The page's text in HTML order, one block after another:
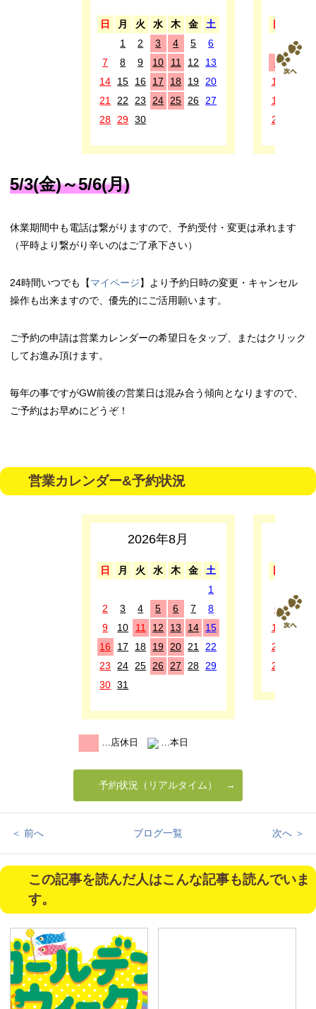
日 月 火 水 木 金
土
1
2 3 4 5
6
7
8 9 10 11 12
13
14
15 16 17 18 19
20
21
22 23 24 25 26
27
28
29 30
日
5
12
19
26
5/3(金)～5/6(月)
休業期間中も電話は繋がりますので、予約受付・変更は承れます
（平時より繋がり辛いのはご了承下さい）
24時間いつでも【マイページ】より予約日時の変更・キャンセル
操作も出来ますので、優先的にご活用願います。
ご予約の申請は営業カレンダーの希望日をタップ、またはクリック
してお進み頂けます。
毎年の事ですがGW前後の営業日は混み合う傾向となりますので、
ご予約はお早めにどうぞ！
営業カレンダー&予約状況
2026年8月
日 月 火 水 木 金
土
1
2
3 4 5 6 7
8
9
10 11 12 13 14
15
16
17 18 19 20 21
22
23
24 25 26 27 28
29
30 31
日
6
7
13
14
20
27
…店休日 …本日
予約状況（リアルタイム）
＜ 前へ ブログ一覧 次へ ＞
この記事を読んだ人はこんな記事も読んでいま
す。